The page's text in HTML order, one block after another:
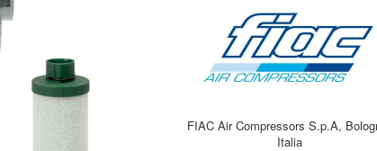
FIAC Air Compressors S.p.A,
Italia